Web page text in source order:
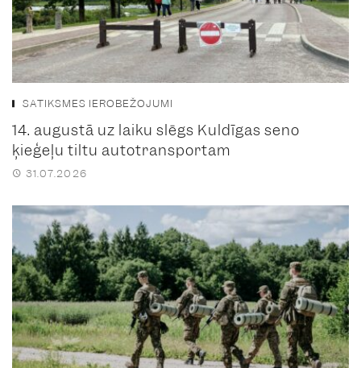
SATIKSMES IEROBEŽOJUMI
14. augustā uz laiku slēgs Kuldīgas seno
ķieģeļu tiltu autotransportam
31.07.2026